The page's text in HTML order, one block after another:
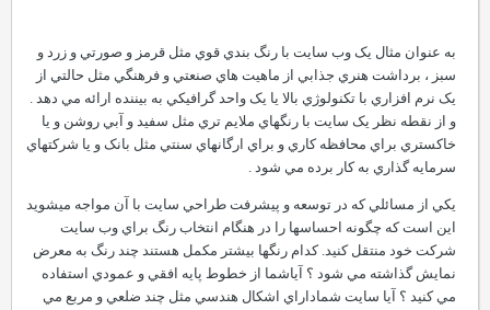
به عنوان مثال يک وب سايت با رنگ بندي قوي مثل قرمز و صورتي و زرد و
سبز ، برداشت هنري جذابي از ماهيت هاي صنعتي و فرهنگي مثل حالتي از
يک نرم افزاري با تکنولوژي بالا يا يک واحد گرافيکي به بيننده ارائه مي دهد .
و از نقطه نظر يک سايت با رنگهاي ملايم تري مثل سفيد و آبي روشن و يا
خاکستري براي محافظه کاري و براي ارگانهاي سنتي مثل بانک و يا شرکتهاي
سرمايه گذاري به کار برده مي شود .
يکي از مسائلي که در توسعه و پيشرفت طراحي سايت با آن مواجه ميشويد
اين است که چگونه احساسها را در هنگام انتخاب رنگ براي وب سايت
شرکت خود منتقل کنيد. کدام رنگها بيشتر مکمل هستند چند رنگ به معرض
نمايش گذاشته مي شود ؟ آياشما از خطوط پايه افقي و عمودي استفاده
مي کنيد ؟ آيا سايت شماداراي اشکال هندسي مثل چند ضلعي و مربع مي